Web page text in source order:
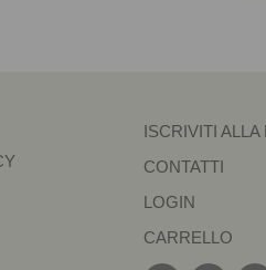
ISCRIVITI
CONTATTI
LOGIN
CARRELLO